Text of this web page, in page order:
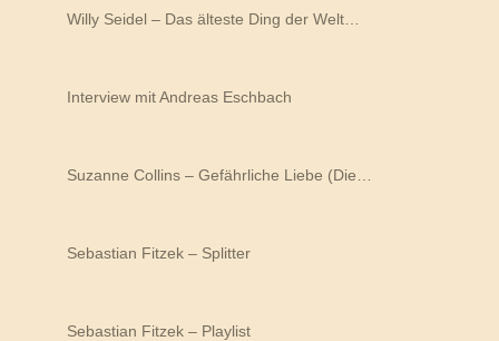
Willy Seidel – Das älteste Ding der Welt…
Interview mit Andreas Eschbach
Suzanne Collins – Gefährliche Liebe (Die…
Sebastian Fitzek – Splitter
Sebastian Fitzek – Playlist